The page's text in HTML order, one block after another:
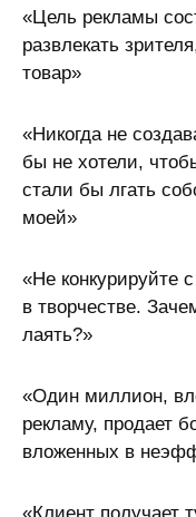
«Цель рекламы
развлекать
товар»
«Никогда не
бы не хотели,
стали бы лгать
моей»
«Не конкурируйте
в творчестве.
лаять?»
«Один миллион,
рекламу, продает
вложенных в